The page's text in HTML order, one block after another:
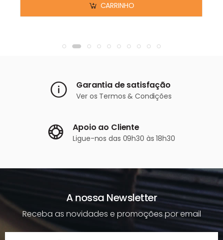
CARRINHO
Garantia de satisfação
Ver os Termos & Condições
Apoio ao Cliente
Ligue-nos das 09h30 às 18h30
A nossa Newsletter
Receba as novidades e promoções por email